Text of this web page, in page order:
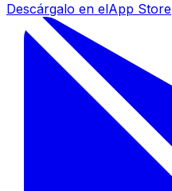
Descárgalo en elApp Store